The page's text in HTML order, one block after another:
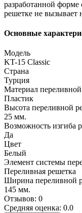
разработанной
решетке не вызывает
Основные
Модель
KT-15 Classic
Страна
Турция
Материал
Пластик
Высота переливной
25 мм.
Возможность изгиба
Да
Цвет
Белый
Элемент системы
Переливная решетка
Ширина переливной
145 мм.
Отзывов: 0
Средняя оценка: 0.0